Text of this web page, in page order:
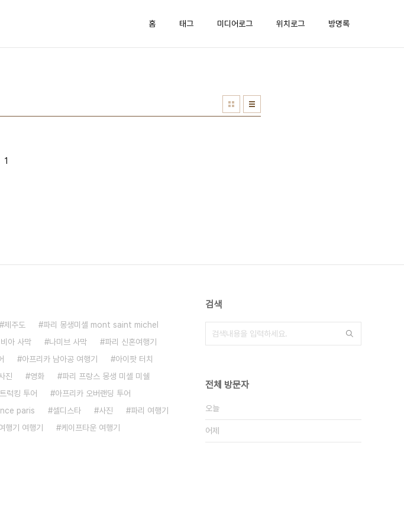
홈 태그 미디어로그 위치로그 방명록
1
제주도
파리 몽생미셸 mont saint michel
아 사막 나미브 사막
파리 신혼여행기
아프리카 남아공 여행기
아이팟 터치
진 영화
파리 프랑스 몽생 미셸 미쉘
럭킹 투어
아프리카 오버랜딩 투어
paris 셀디스타 사진
파리 여행기
행기 여행기
케이프타운 여행기
검색
전체 방문자
오늘
어제